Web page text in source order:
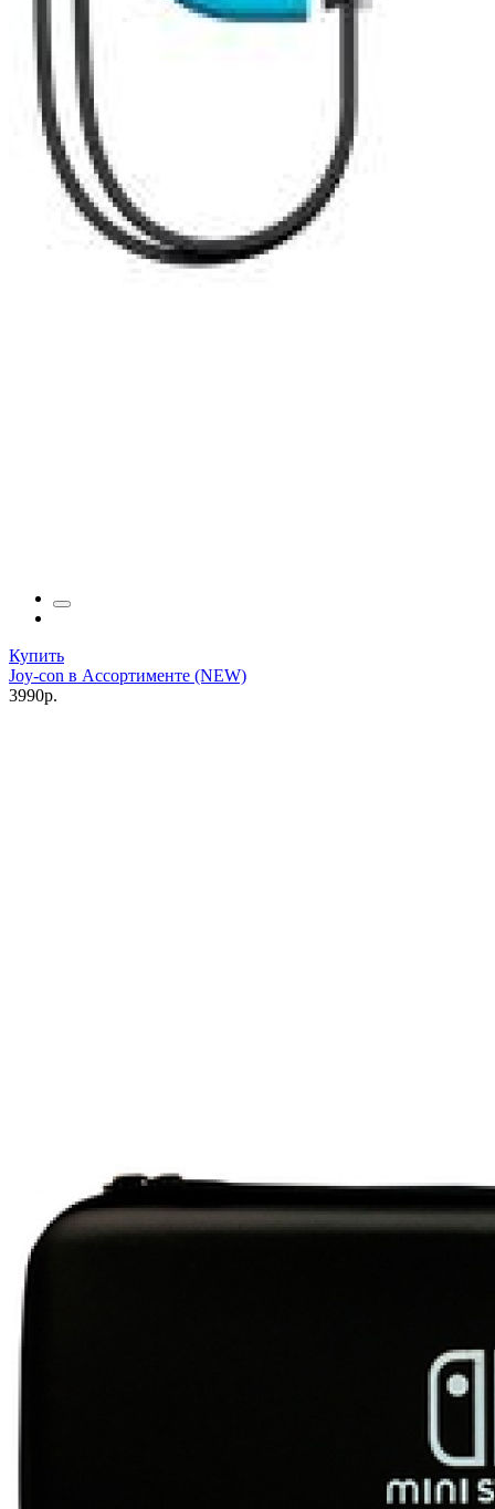
Купить
Joy-con в Ассортименте (NEW)
3990р.